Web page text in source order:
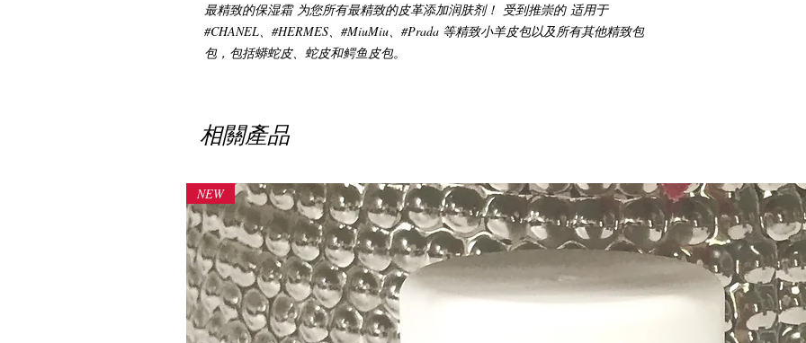
最精致的保湿霜 为您所有最精致的皮革添加润肤剂！ 受到推崇的 适用于
#CHANEL、#HERMES、#MiuMiu、#Prada 等精致小羊皮包以及所有其他精致包
包，包括蟒蛇皮、蛇皮和鳄鱼皮包。
相關產品
NEW